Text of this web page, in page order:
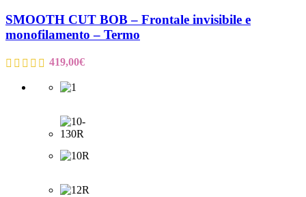
SMOOTH CUT BOB – Frontale invisibile e
monofilamento – Termo
419,00€